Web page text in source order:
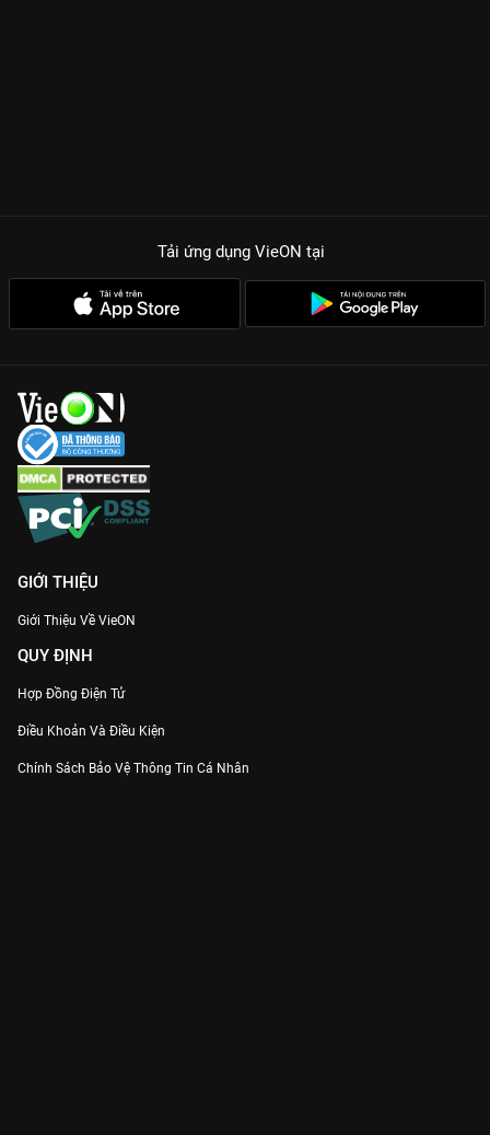
Tải ứng dụng VieON tại
GIỚI THIỆU
Giới Thiệu Về VieON
QUY ĐỊNH
Hợp Đồng Điện Tử
Điều Khoản Và Điều Kiện
Chính Sách Bảo Vệ Thông Tin Cá Nhân